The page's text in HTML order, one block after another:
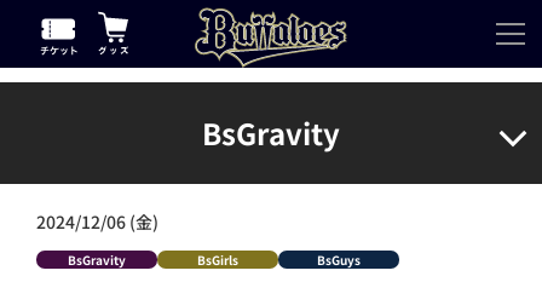
BsGravity
2024/12/06 (金)
BsGravity BsGirls BsGuys